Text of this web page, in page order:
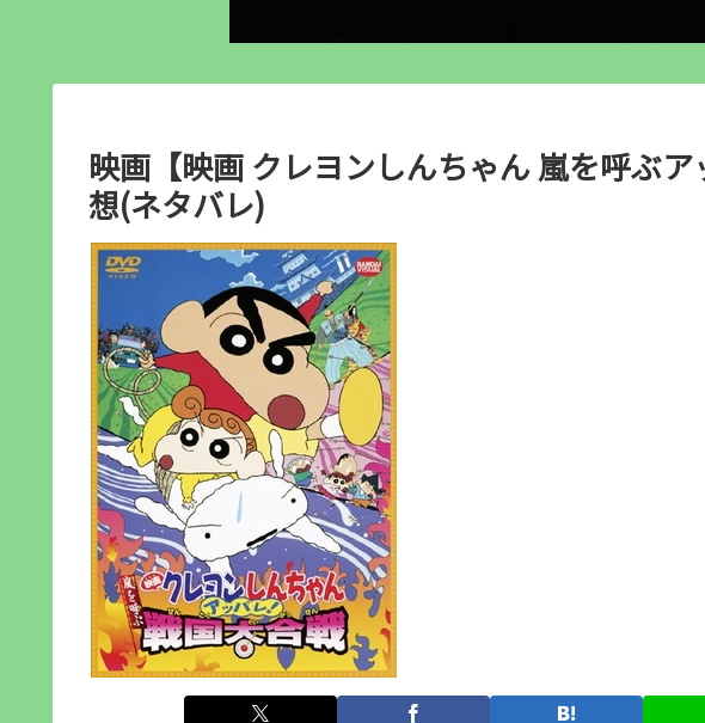
映画【映画 クレヨンしんちゃん 嵐を呼ぶ
想(ネタバレ)